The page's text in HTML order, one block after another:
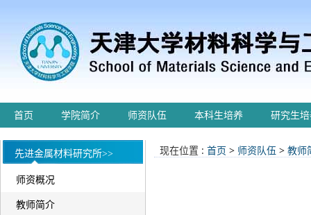
首页 学院简介 师资队伍 本科生培养 研究生
先进金属材料研究所>>
师资概况
教师简介
现在位置 : 首页 > 师资队伍 > 教师